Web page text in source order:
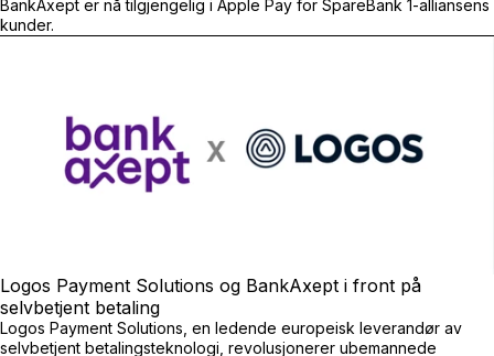
BankAxept er nå tilgjengelig i Apple Pay for SpareBank 1-alliansens
kunder.
Logos Payment Solutions og BankAxept i front på
selvbetjent betaling
Logos Payment Solutions, en ledende europeisk leverandør av
selvbetjent betalingsteknologi, revolusjonerer ubemannede